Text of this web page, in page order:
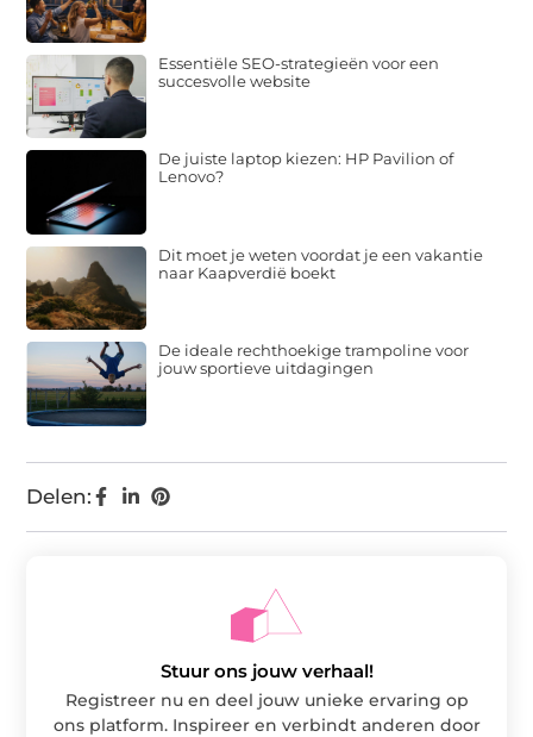
Delen:
Essentiële SEO-strategieën voor een
succesvolle website
De juiste laptop kiezen: HP Pavilion of
Lenovo?
Dit moet je weten voordat je een vakantie
naar Kaapverdië boekt
De ideale rechthoekige trampoline voor
jouw sportieve uitdagingen
Stuur ons jouw verhaal!
Registreer nu en deel jouw unieke ervaring op
ons platform. Inspireer en verbindt anderen door